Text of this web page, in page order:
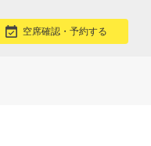
空席確認・予約する